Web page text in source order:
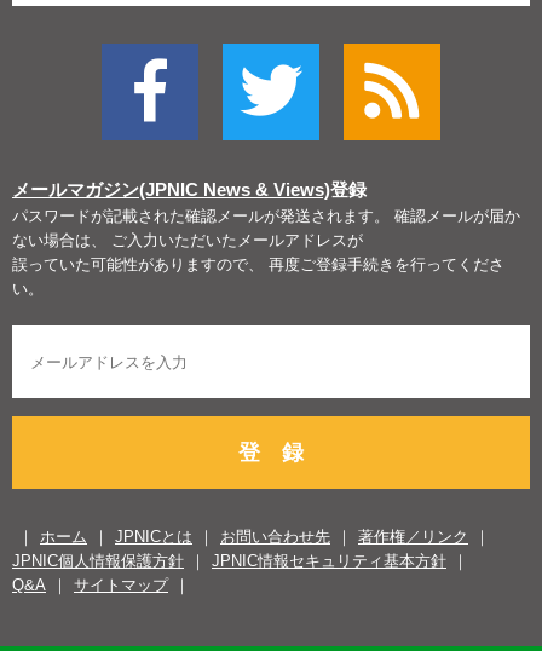
メールマガジン(JPNIC News & Views)登録
パスワードが記載された確認メールが発送されます。 確認メールが届か
ない場合は、 ご入力いただいたメールアドレスが
誤っていた可能性がありますので、 再度ご登録手続きを行ってくださ
い。
登 録
ホーム JPNICとは お問い合わせ先
著作権／リンク
JPNIC個人情報保護方針
JPNIC情報セキュリティ基本方針
Q&A
サイトマップ